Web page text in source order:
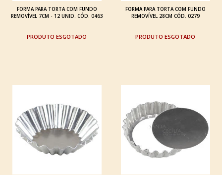
FORMA PARA TORTA COM FUNDO
REMOVÍVEL 7CM - 12 UNID. CÓD. 0463
ESGOTADO
FORMA PARA TORTA COM FUNDO
REMOVÍVEL 28CM CÓD. 0279
ESGOTADO